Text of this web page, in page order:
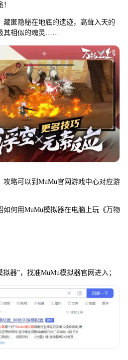
匿隐秘在地底的遗迹，高耸入天的
其相似的魂灵……
略可以到MuMu官网游戏中心对应游
何用MuMu模拟器在电脑上玩《万物
”，找准MuMu模拟器官网进入；